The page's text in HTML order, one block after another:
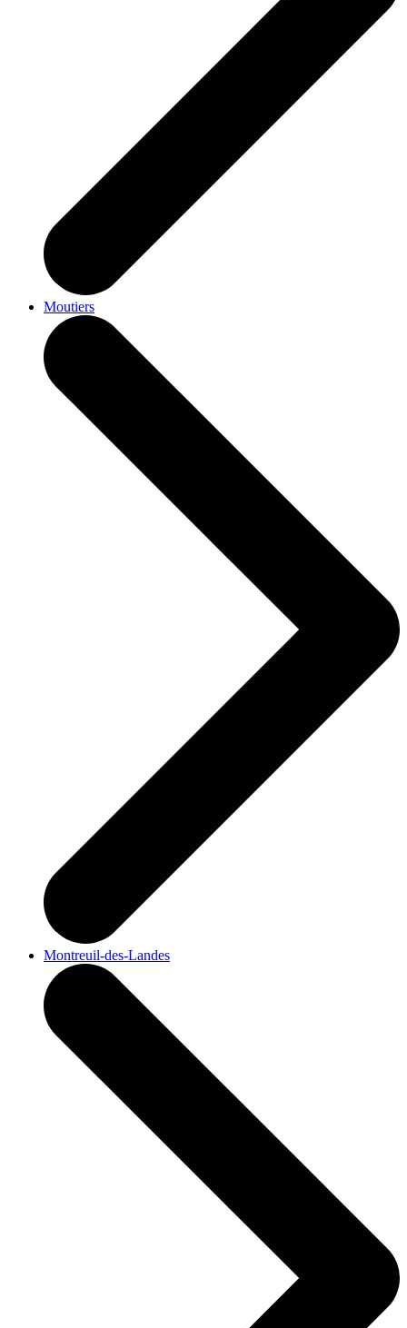
Moutiers
Montreuil-des-Landes